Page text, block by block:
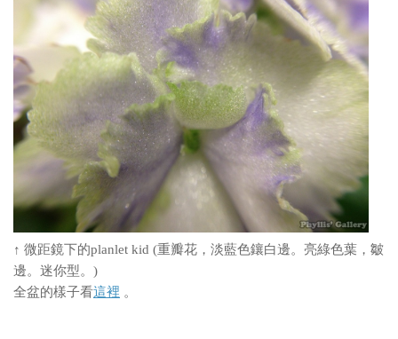
↑ 微距鏡下的planlet kid (重瓣花，淡藍色鑲白邊。亮綠色葉，皺
邊。迷你型。)
全盆的樣子看這裡 。